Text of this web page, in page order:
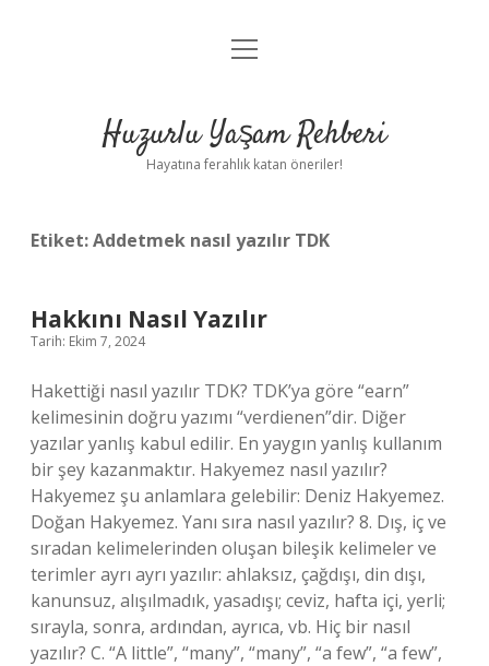
Anasayfa
Yasal Uyarı
menüyü
Huzurlu Yaşam Rehberi
Hayatına ferahlık katan öneriler!
Etiket:Addetmek nasıl yazılır TDK
Hakkını Nasıl Yazılır
Tarih: Ekim 7, 2024
Hakettiği nasıl yazılır TDK? TDK’ya göre “earn”
kelimesinin doğru yazımı “verdienen”dir. Diğer
yazılar yanlış kabul edilir. En yaygın yanlış kullanım
bir şey kazanmaktır. Hakyemez nasıl yazılır?
Hakyemez şu anlamlara gelebilir: Deniz Hakyemez.
Doğan Hakyemez. Yanı sıra nasıl yazılır? 8. Dış, iç ve
sıradan kelimelerinden oluşan bileşik kelimeler ve
terimler ayrı ayrı yazılır: ahlaksız, çağdışı, din dışı,
kanunsuz, alışılmadık, yasadışı; ceviz, hafta içi, yerli;
sırayla, sonra, ardından, ayrıca, vb. Hiç bir nasıl
yazılır? C. “A little”, “many”, “many”, “a few”, “a few”,